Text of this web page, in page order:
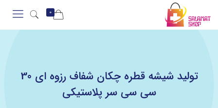
0
تولید شیشه قطره چکان شفاف رزوه ای 30
سی سی سر پلاستیکی